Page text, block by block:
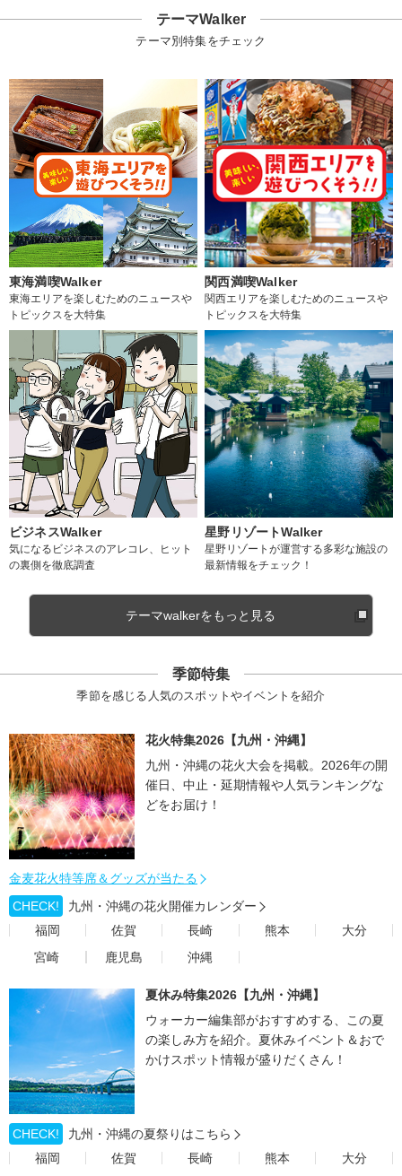
テーマWalker
テーマ別特集をチェック
東海満喫Walker
東海エリアを楽しむためのニュースや
トピックスを大特集
関西満喫Walker
関西エリアを楽しむためのニュースや
トピックスを大特集
ビジネスWalker
気になるビジネスのアレコレ、ヒット
の裏側を徹底調査
星野リゾートWalker
星野リゾートが運営する多彩な施設の
最新情報をチェック！
テーマwalkerをもっと見る
季節特集
季節を感じる人気のスポットやイベントを紹介
花火特集2026【九州・沖縄】
九州・沖縄の花火大会を掲載。2026年の開
催日、中止・延期情報や人気ランキングな
どをお届け！
金麦花火特等席＆グッズが当たる
CHECK!
九州・沖縄の花火開催カレンダー
福岡
佐賀 長崎 熊本
大分
宮崎
鹿児島 沖縄
夏休み特集2026【九州・沖縄】
ウォーカー編集部がおすすめする、この夏
の楽しみ方を紹介。夏休みイベント＆おで
かけスポット情報が盛りだくさん！
CHECK!
九州・沖縄の夏祭りはこちら
福岡
佐賀 長崎 熊本
大分